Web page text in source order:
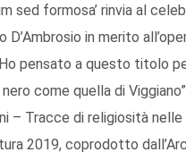
sed formosa’ rinvia al
D’Ambrosio in merito
pensato a questo titolo
come quella di
– Tracce di religiosità
2019, coprodotto